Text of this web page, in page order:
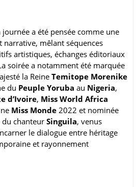
a été pensée comme une
mêlant séquences
artistiques, échanges éditoriaux
soirée a notamment été marquée
la Reine Temitope Morenike
du Peuple Yoruba au Nigeria,
d’Ivoire, Miss World Africa
Miss Monde 2022 et nominée
du chanteur Singuila, venus
le dialogue entre héritage
et rayonnement